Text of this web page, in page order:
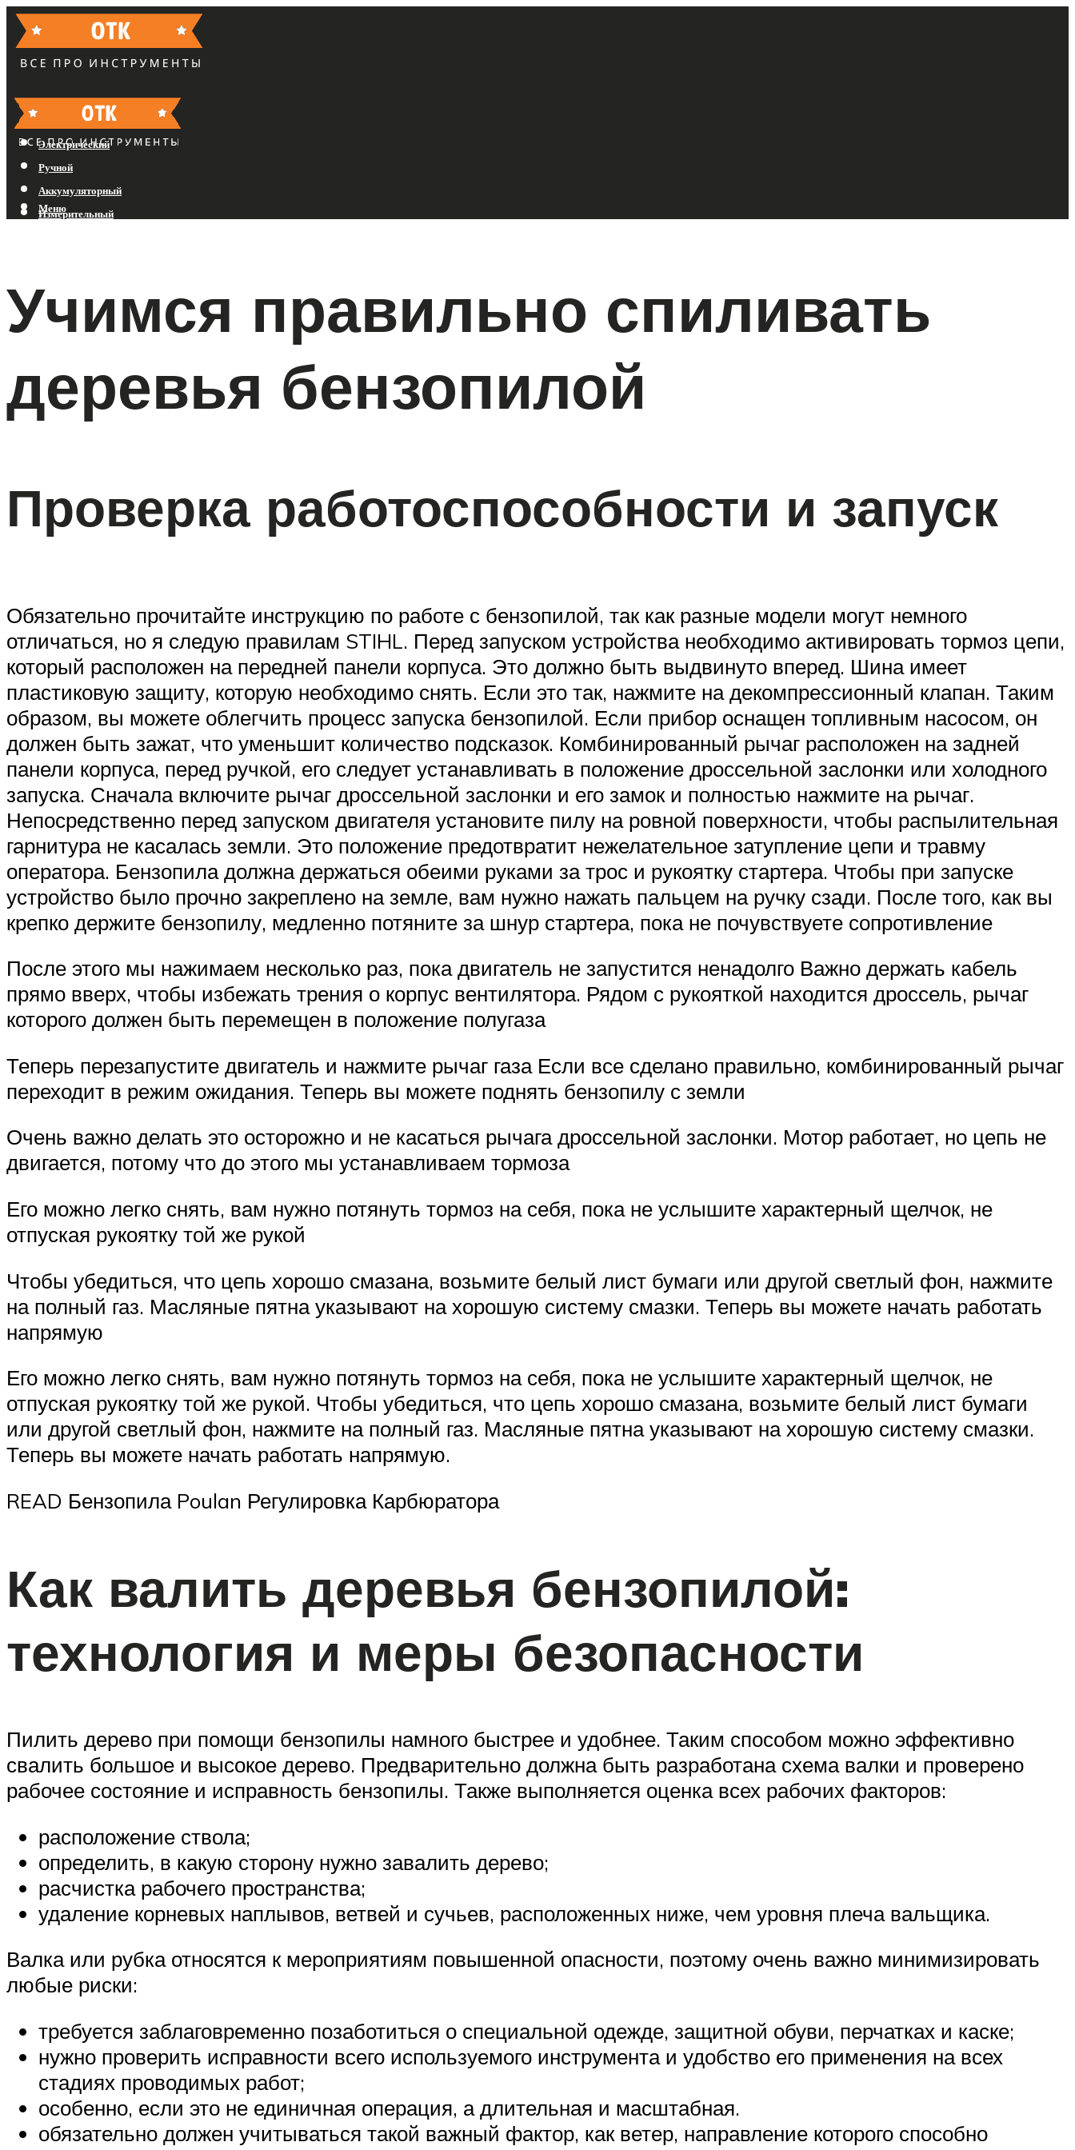
Бензиновый
Электрический
Ручной
Аккумуляторный
Измерительный
Меню
Учимся правильно спиливать
деревья бензопилой
Проверка работоспособности и запуск
Обязательно прочитайте инструкцию по работе с бензопилой, так как разные модели могут немного
отличаться, но я следую правилам STIHL. Перед запуском устройства необходимо активировать тормоз цепи,
который расположен на передней панели корпуса. Это должно быть выдвинуто вперед. Шина имеет
пластиковую защиту, которую необходимо снять. Если это так, нажмите на декомпрессионный клапан. Таким
образом, вы можете облегчить процесс запуска бензопилой. Если прибор оснащен топливным насосом, он
должен быть зажат, что уменьшит количество подсказок. Комбинированный рычаг расположен на задней
панели корпуса, перед ручкой, его следует устанавливать в положение дроссельной заслонки или холодного
запуска. Сначала включите рычаг дроссельной заслонки и его замок и полностью нажмите на рычаг.
Непосредственно перед запуском двигателя установите пилу на ровной поверхности, чтобы распылительная
гарнитура не касалась земли. Это положение предотвратит нежелательное затупление цепи и травму
оператора. Бензопила должна держаться обеими руками за трос и рукоятку стартера. Чтобы при запуске
устройство было прочно закреплено на земле, вам нужно нажать пальцем на ручку сзади. После того, как вы
крепко держите бензопилу, медленно потяните за шнур стартера, пока не почувствуете сопротивление
После этого мы нажимаем несколько раз, пока двигатель не запустится ненадолго Важно держать кабель
прямо вверх, чтобы избежать трения о корпус вентилятора. Рядом с рукояткой находится дроссель, рычаг
которого должен быть перемещен в положение полугаза
Теперь перезапустите двигатель и нажмите рычаг газа Если все сделано правильно, комбинированный рычаг
переходит в режим ожидания. Теперь вы можете поднять бензопилу с земли
Очень важно делать это осторожно и не касаться рычага дроссельной заслонки. Мотор работает, но цепь не
двигается, потому что до этого мы устанавливаем тормоза
Его можно легко снять, вам нужно потянуть тормоз на себя, пока не услышите характерный щелчок, не
отпуская рукоятку той же рукой
Чтобы убедиться, что цепь хорошо смазана, возьмите белый лист бумаги или другой светлый фон, нажмите
на полный газ. Масляные пятна указывают на хорошую систему смазки. Теперь вы можете начать работать
напрямую
Его можно легко снять, вам нужно потянуть тормоз на себя, пока не услышите характерный щелчок, не
отпуская рукоятку той же рукой. Чтобы убедиться, что цепь хорошо смазана, возьмите белый лист бумаги
или другой светлый фон, нажмите на полный газ. Масляные пятна указывают на хорошую систему смазки.
Теперь вы можете начать работать напрямую.
READ Бензопила Poulan Регулировка Карбюратора
Как валить деревья бензопилой:
технология и меры безопасности
Пилить дерево при помощи бензопилы намного быстрее и удобнее. Таким способом можно эффективно
свалить большое и высокое дерево. Предварительно должна быть разработана схема валки и проверено
рабочее состояние и исправность бензопилы. Также выполняется оценка всех рабочих факторов:
расположение ствола;
определить, в какую сторону нужно завалить дерево;
расчистка рабочего пространства;
удаление корневых наплывов, ветвей и сучьев, расположенных ниже, чем уровня плеча вальщика.
Валка или рубка относятся к мероприятиям повышенной опасности, поэтому очень важно минимизировать
любые риски:
требуется заблаговременно позаботиться о специальной одежде, защитной обуви, перчатках и каске;
нужно проверить исправности всего используемого инструмента и удобство его применения на всех
стадиях проводимых работ;
особенно, если это не единичная операция, а длительная и масштабная.
обязательно должен учитываться такой важный фактор, как ветер, направление которого способно